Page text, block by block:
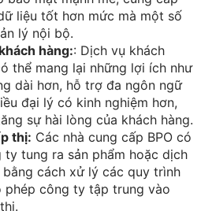
liệu tốt hơn mức mà một số
lý nội bộ.
hàng:: Dịch vụ khách
thể mang lại những lợi ích như
dài hơn, hỗ trợ đa ngôn ngữ
đại lý có kinh nghiệm hơn,
sự hài lòng của khách hàng.
thị: Các nhà cung cấp BPO có
tung ra sản phẩm hoặc dịch
bằng cách xử lý các quy trình
phép công ty tập trung vào